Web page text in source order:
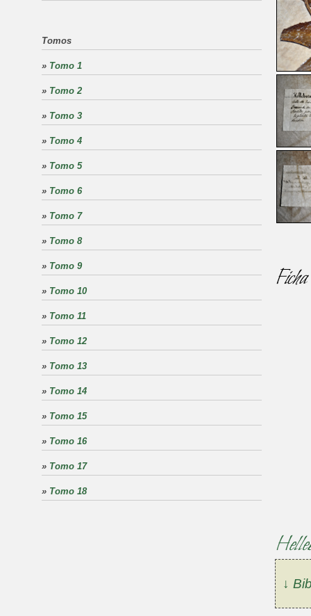
↓
Tomos
» Tomo 1
» Tomo 2
» Tomo 3
» Tomo 4
» Tomo 5
» Tomo 6
» Tomo 7
» Tomo 8
» Tomo 9
» Tomo 10
» Tomo 11
» Tomo 12
» Tomo 13
» Tomo 14
» Tomo 15
» Tomo 16
» Tomo 17
» Tomo 18